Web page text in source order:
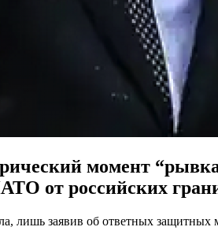
момент
от российских
лишь заявив об ответных защитных